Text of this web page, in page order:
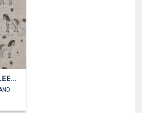
JERSEY GEMÊLEERD GLITTER PAARDEN